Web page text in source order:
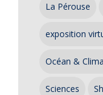
La Pérouse
exposition
Océan &
Sciences